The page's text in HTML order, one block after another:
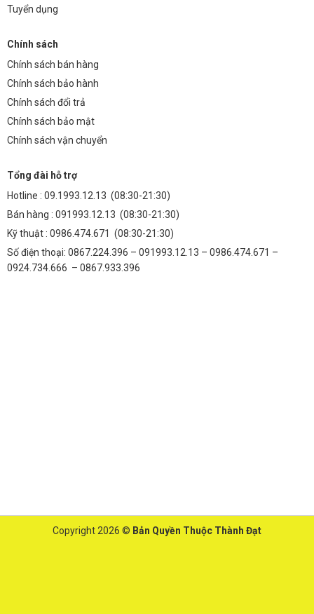
Tuyển dụng
Chính sách
Chính sách bán hàng
Chính sách bảo hành
Chính sách đổi trả
Chính sách bảo mật
Chính sách vận chuyển
Tổng đài hỗ trợ
Hotline : 09.1993.12.13 (08:30-21:30)
Bán hàng : 091993.12.13 (08:30-21:30)
Kỹ thuật : 0986.474.671 (08:30-21:30)
Số điện thoại: 0867.224.396 – 091993.12.13 – 0986.474.671 –
0924.734.666 – 0867.933.396
Copyright 2026 © Bản Quyền Thuộc Thành Đạt